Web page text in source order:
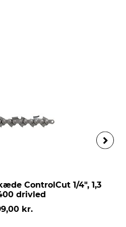
ControlCut 1/4", 1,3
drivled
kr.